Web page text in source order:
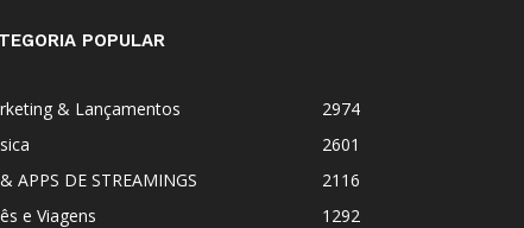
POPULAR
& Lançamentos
2974
2601
APPS DE STREAMINGS
2116
e Viagens
1292